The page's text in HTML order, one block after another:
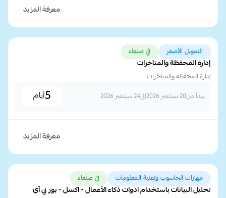
معرفة المزيد
التمويل الأصغر في صنعاء
إدارة المحفظة والمتاخرات
إدارة المحفظة والمتاخرات
يبدأ من20 سبتمبر 2026 إلى24 سبتمبر 2026 أيام
معرفة المزيد
مهارات الحاسوب وتقنية المعلومات في صنعاء
تحليل البيانات باستخدام ادوات ذكاء الأعمال - اكسل - بور بي آي